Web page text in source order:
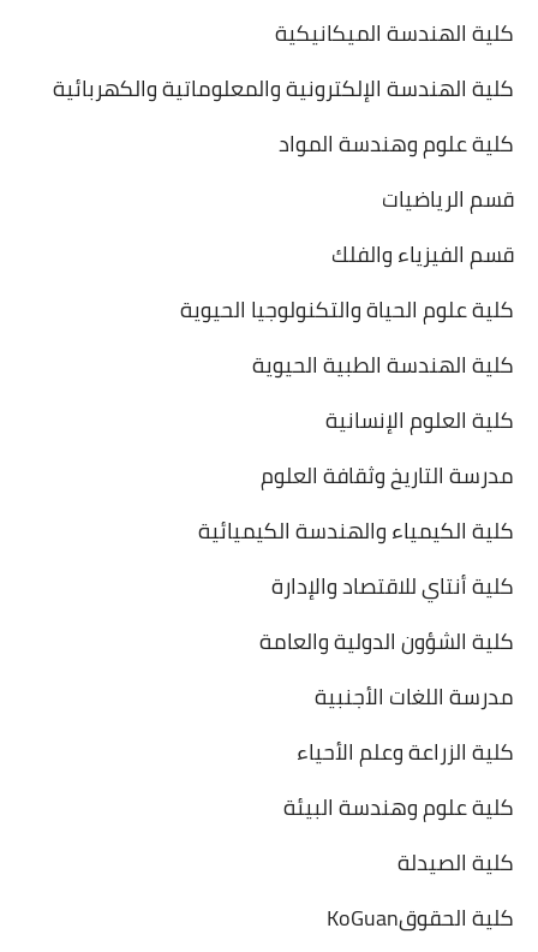
كلية الهندسة الميكانيكية
كلية الهندسة الإلكترونية والمعلوماتية والكهربائية
كلية علوم وهندسة المواد
قسم الرياضيات
قسم الفيزياء والفلك
كلية علوم الحياة والتكنولوجيا الحيوية
كلية الهندسة الطبية الحيوية
كلية العلوم الإنسانية
مدرسة التاريخ وثقافة العلوم
كلية الكيمياء والهندسة الكيميائية
كلية أنتاي للاقتصاد والإدارة
كلية الشؤون الدولية والعامة
مدرسة اللغات الأجنبية
كلية الزراعة وعلم الأحياء
كلية علوم وهندسة البيئة
كلية الصيدلة
كلية الحقوقKoGuan